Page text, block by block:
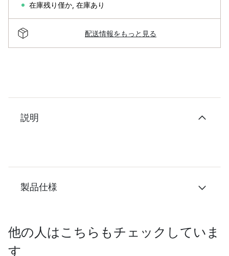
在庫残り僅か 在庫あり
配送情報をもっと見る
説明
製品仕様
他の人はこちらもチェックしていま
す